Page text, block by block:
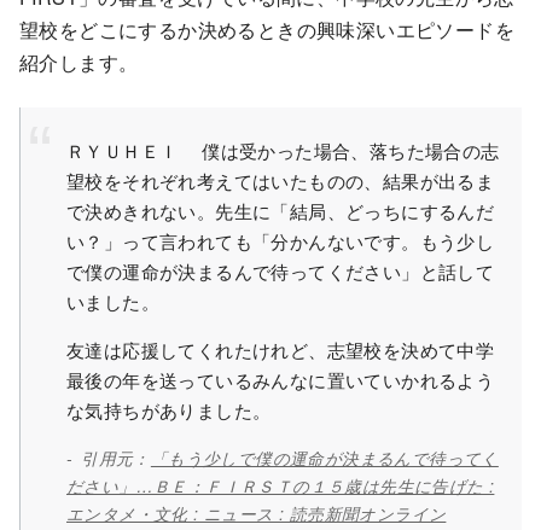
望校をどこにするか決めるときの興味深いエピソードを
紹介します。
ＲＹＵＨＥＩ 僕は受かった場合、落ちた場合の志
望校をそれぞれ考えてはいたものの、結果が出るま
で決めきれない。先生に「結局、どっちにするんだ
い？」って言われても「分かんないです。もう少し
で僕の運命が決まるんで待ってください」と話して
いました。
友達は応援してくれたけれど、志望校を決めて中学
最後の年を送っているみんなに置いていかれるよう
な気持ちがありました。
引用元：
「もう少しで僕の運命が決まるんで待ってく
ださい」…ＢＥ：ＦＩＲＳＴの１５歳は先生に告げた :
エンタメ・文化 : ニュース : 読売新聞オンライン